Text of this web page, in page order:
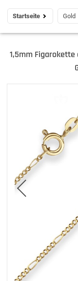
Startseite Gold
1,5mm